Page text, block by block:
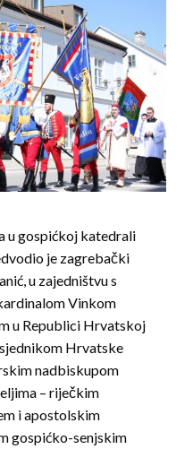
u gospićkoj katedrali
je zagrebački
u zajedništvu s
Vinkom
u Republici Hrvatskoj
Hrvatske
nadbiskupom
– riječkim
i apostolskim
gospićko-senjskim